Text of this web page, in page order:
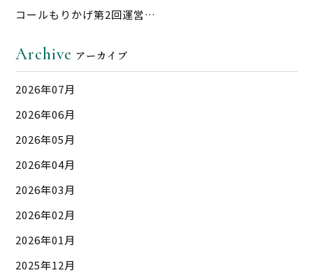
コールもりかげ第2回運営…
Archive アーカイブ
2026年07月
2026年06月
2026年05月
2026年04月
2026年03月
2026年02月
2026年01月
2025年12月